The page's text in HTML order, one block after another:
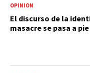
OPINIÓN
El discurso de la
masacre se pasa a pie